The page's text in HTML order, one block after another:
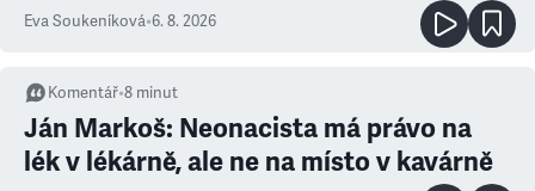
Eva Soukeníková•6. 8. 2026
Komentář•8 minut
Ján Markoš: Neonacista má právo na
lék v lékárně, ale ne na místo v kavárně